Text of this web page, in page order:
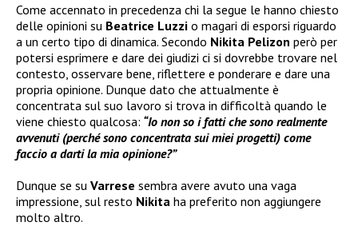
Come accennato in precedenza chi la segue le hanno chiesto
delle opinioni su Beatrice Luzzi o magari di esporsi riguardo
a un certo tipo di dinamica. Secondo Nikita Pelizon però per
potersi esprimere e dare dei giudizi ci si dovrebbe trovare nel
contesto, osservare bene, riflettere e ponderare e dare una
propria opinione. Dunque dato che attualmente è
concentrata sul suo lavoro si trova in difficoltà quando le
viene chiesto qualcosa: “Io non so i fatti che sono realmente
avvenuti (perché sono concentrata sui miei progetti) come
faccio a darti la mia opinione?”
Dunque se su Varrese sembra avere avuto una vaga
impressione, sul resto Nikita ha preferito non aggiungere
molto altro.